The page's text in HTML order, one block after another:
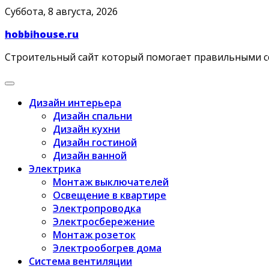
Skip
content
Суббота, 8 августа, 2026
hobbihouse.ru
Строительный сайт который помогает правильными
Дизайн интерьера
Дизайн спальни
Дизайн кухни
Дизайн гостиной
Дизайн ванной
Электрика
Монтаж выключателей
Освещение в квартире
Электропроводка
Электросбережение
Монтаж розеток
Электрообогрев дома
Система вентиляции